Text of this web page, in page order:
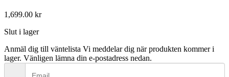
1,699.00 kr
Slut i lager
Anmäl dig till väntelista Vi meddelar dig när produkten kommer i
lager. Vänligen lämna din e-postadress nedan.